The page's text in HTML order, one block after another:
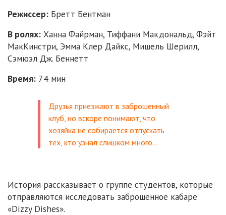
Режиссер: Бретт Бентман
В ролях: Ханна Файрман, Тиффани Макдональд, Фэйт
МакКинстри, Эмма Клер Дайкс, Мишель Шерилл,
Сэмюэл Дж. Беннетт
Время: 74 мин
Друзья приезжают в заброшенный
клуб, но вскоре понимают, что
хозяйка не собирается отпускать
тех, кто узнал слишком много…
История рассказывает о группе студентов, которые
отправляются исследовать заброшенное кабаре
«Dizzy Dishes».